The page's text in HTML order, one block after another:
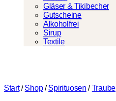
Gläser & Tikibecher
Gutscheine
Alkoholfrei
Sirup
Textile
Start / Shop / Spirituosen / Traube